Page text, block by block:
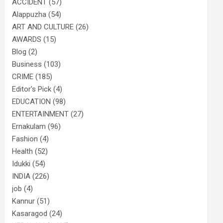
ACCIDENT (57)
Alappuzha (54)
ART AND CULTURE (26)
AWARDS (15)
Blog (2)
Business (103)
CRIME (185)
Editor's Pick (4)
EDUCATION (98)
ENTERTAINMENT (27)
Ernakulam (96)
Fashion (4)
Health (52)
Idukki (54)
INDIA (226)
job (4)
Kannur (51)
Kasaragod (24)